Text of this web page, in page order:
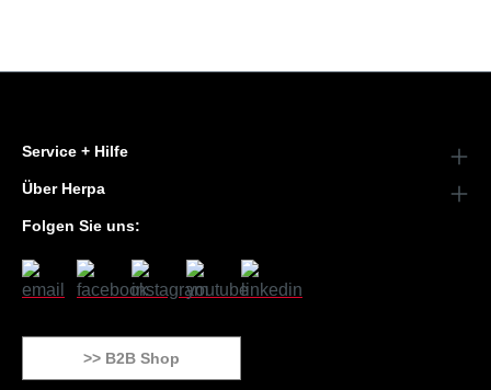
Service + Hilfe
Über Herpa
Folgen Sie uns:
>> B2B Shop